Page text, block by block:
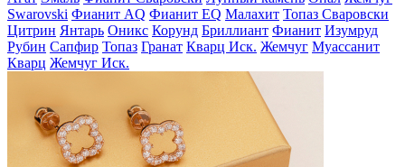
Swarovski Фианит AQ Фианит EQ Малахит Топаз Сваровски
Цитрин Янтарь Оникс Корунд Бриллиант Фианит Изумруд
Рубин Сапфир Топаз Гранат Кварц Иск. Жемчуг Муассанит
Кварц Жемчуг Иск.